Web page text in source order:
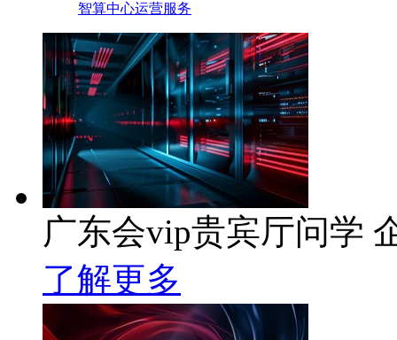
智算中心运营服务
广东会vip贵宾厅问学
了解更多